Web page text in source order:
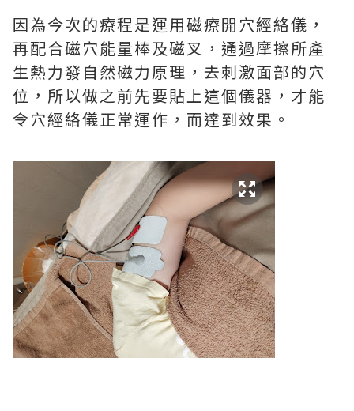
因為今次的療程是運用磁療開穴經絡儀，
再配合磁穴能量棒及磁叉，通過摩擦所產
生熱力發自然磁力原理，去刺激面部的穴
位，所以做之前先要貼上這個儀器，才能
令穴經絡儀正常運作，而達到效果。